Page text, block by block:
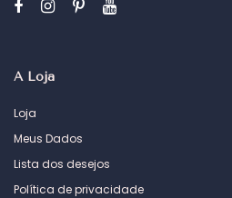
A Loja
Loja
Meus Dados
Lista dos desejos
Política de privacidade